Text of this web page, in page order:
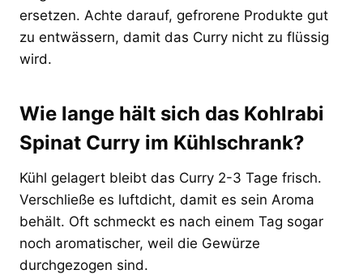
ersetzen. Achte darauf, gefrorene Produkte gut
zu entwässern, damit das Curry nicht zu flüssig
wird.
Wie lange hält sich das Kohlrabi
Spinat Curry im Kühlschrank?
Kühl gelagert bleibt das Curry 2-3 Tage frisch.
Verschließe es luftdicht, damit es sein Aroma
behält. Oft schmeckt es nach einem Tag sogar
noch aromatischer, weil die Gewürze
durchgezogen sind.